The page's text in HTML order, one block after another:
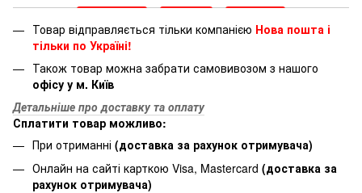
Товар відправляється тільки компанією Нова пошта і
тільки по Україні!
Також товар можна забрати самовивозом з нашого
офісу у м. Київ
Детальніше про доставку та оплату
Сплатити товар можливо:
При отриманні (доставка за рахунок отримувача)
Онлайн на сайті карткою Visa, Mastercard (доставка за
рахунок отримувача)